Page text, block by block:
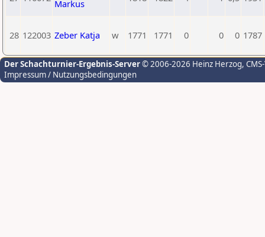
Markus
28 122003 Zeber Katja w 1771 1771 0 0 0 1787
Der Schachturnier-Ergebnis-Server© 2006-2026 Heinz Herzog,
Impressum / Nutzungsbedingungen